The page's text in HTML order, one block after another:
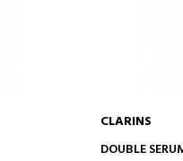
CLARINS
DOUBLE